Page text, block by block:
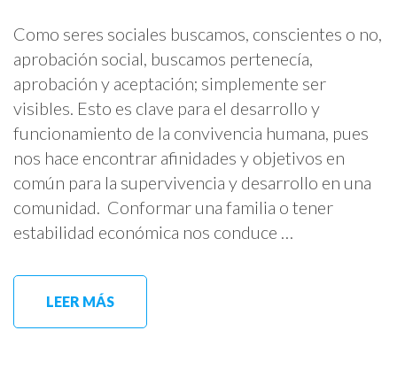
Como seres sociales buscamos, conscientes o no,
aprobación social, buscamos pertenecía,
aprobación y aceptación; simplemente ser
visibles. Esto es clave para el desarrollo y
funcionamiento de la convivencia humana, pues
nos hace encontrar afinidades y objetivos en
común para la supervivencia y desarrollo en una
comunidad. Conformar una familia o tener
estabilidad económica nos conduce …
LEER MÁS